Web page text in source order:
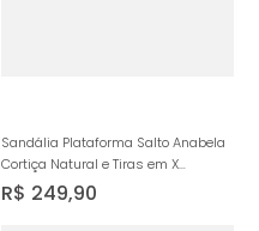
Sandália Plataforma Salto Anabela
Cortiça Natural e Tiras em X
Feminino Milano Caramelo 14394
R$ 249,90